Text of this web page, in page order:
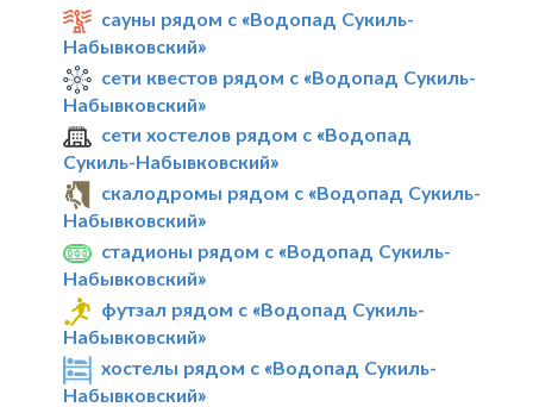
сауны рядом с «Водопад Сукиль-
Набывковский»
сети квестов рядом с «Водопад Сукиль-
Набывковский»
сети хостелов рядом с «Водопад
Сукиль-Набывковский»
скалодромы рядом с «Водопад Сукиль-
Набывковский»
стадионы рядом с «Водопад Сукиль-
Набывковский»
футзал рядом с «Водопад Сукиль-
Набывковский»
хостелы рядом с «Водопад Сукиль-
Набывковский»